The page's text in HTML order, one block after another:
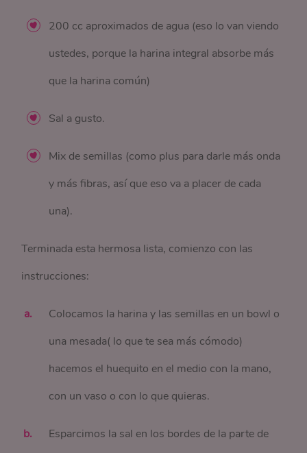
200 cc aproximados de agua (eso lo van viendo
ustedes, porque la harina integral absorbe más
que la harina común)
Sal a gusto.
Mix de semillas (como plus para darle más onda
y más fibras, así que eso va a placer de cada
una).
Terminada esta hermosa lista, comienzo con las
instrucciones:
Colocamos la harina y las semillas en un bowl o
una mesada( lo que te sea más cómodo)
hacemos el huequito en el medio con la mano,
con un vaso o con lo que quieras.
Esparcimos la sal en los bordes de la parte de